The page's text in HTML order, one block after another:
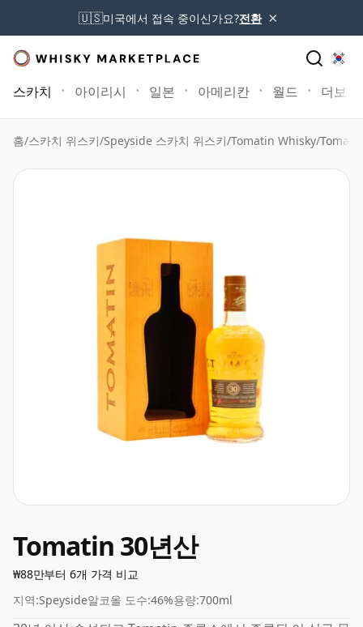
🇺🇸미국에서 접속 중이신가요?전환 ×
스카치 아이리시 일본 아메리칸 월드 더보기
홈/스카치 위스키/Speyside 스카치 위스키/Tomatin Whisky/
Tomatin 30년산
₩88만부터 6개 가격 비교
지역:Speyside알코올 도수:46%용량:700ml